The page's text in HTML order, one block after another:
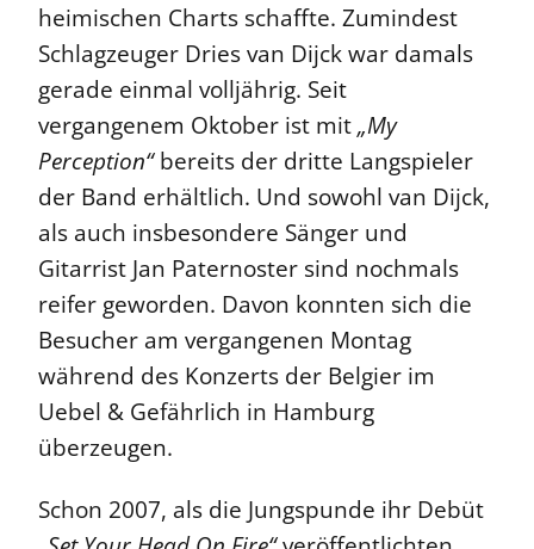
heimischen Charts schaffte. Zumindest
Schlagzeuger Dries van Dijck war damals
gerade einmal volljährig. Seit
vergangenem Oktober ist mit„My
Perception“bereits der dritte Langspieler
der Band erhältlich. Und sowohl van Dijck,
als auch insbesondere Sänger und
Gitarrist Jan Paternoster sind nochmals
reifer geworden. Davon konnten sich die
Besucher am vergangenen Montag
während des Konzerts der Belgier im
Uebel & Gefährlich in Hamburg
überzeugen.
Schon 2007, als die Jungspunde ihr Debüt